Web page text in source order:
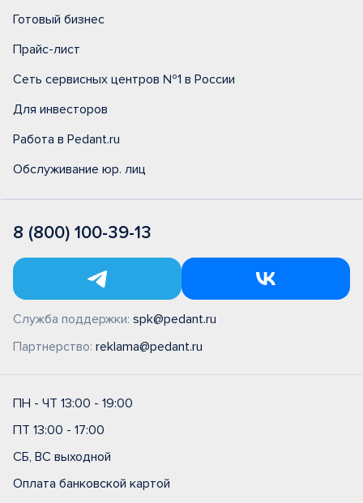
Готовый бизнес
Прайс-лист
Сеть сервисных центров №1 в России
Для инвесторов
Работа в Pedant.ru
Обслуживание юр. лиц
8 (800) 100-39-13
Служба поддержки: spk@pedant.ru
Партнерство: reklama@pedant.ru
ПН - ЧТ 13:00 - 19:00
ПТ 13:00 - 17:00
СБ, ВС выходной
Оплата банковской картой